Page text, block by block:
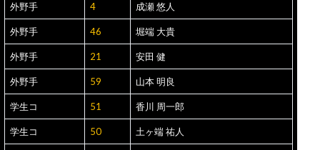
外野手 4 成瀬 悠人
外野手 46 堀端 大貴
外野手 21 安田 健
外野手 59 山本 明良
学生コ 51 香川 周一郎
学生コ 50 土ヶ端 祐人